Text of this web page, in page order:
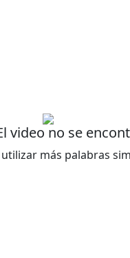
video no se
más palabras